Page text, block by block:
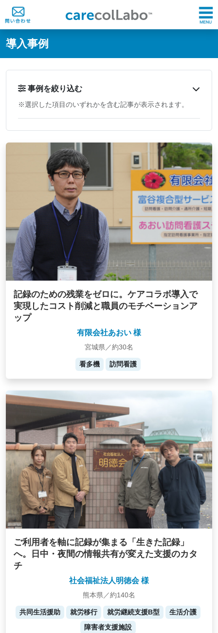
@ -0,0 +1,60 @@
導入事例
事例を絞り込む
※選択した項目のいずれかを含む記事が表示されます。
記録のための残業をゼロに。ケアコラボ導入で
実現したコスト削減と職員のモチベーションア
ップ
有限会社あおい 様
宮城県／約30名
看多機 訪問看護
ご利用者を軸に記録が集まる「生きた記録」
へ。日中・夜間の情報共有が変えた支援のカタ
チ
社会福祉法人明徳会 様
熊本県／約140名
共同生活援助 就労移行 就労継続支援B型
生活介護
障害者支援施設